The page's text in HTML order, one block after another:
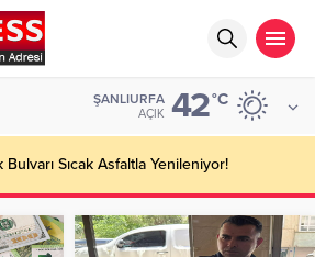
ŞANLIURFA
AÇIK 42°C
Bulvarı Sıcak Asfaltla Yenileniyor!